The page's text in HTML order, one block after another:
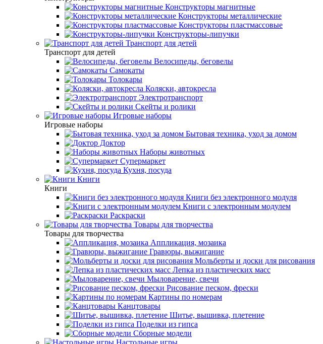
Конструкторы магнитные
Конструкторы металлические
Конструкторы пластмассовые
Конструкторы-липучки
Транспорт для детей
Транспорт для детей
Велосипеды, беговелы
Самокаты
Толокары
Коляски, автокресла
Электротранспорт
Скейты и ролики
Игровые наборы
Игровые наборы
Бытовая техника, уход за домом
Доктор
Наборы животных
Супермаркет
Кухня, посуда
Книги
Книги
Книги без электронного модуля
Книги с электронным модулем
Раскраски
Товары для творчества
Товары для творчества
Аппликация, мозаика
Гравюры, выжигание
Мольберты и доски для рисования
Лепка из пластических масс
Мыловарение, свечи
Рисование песком, фрески
Картины по номерам
Канцтовары
Шитье, вышивка, плетение
Поделки из гипса
Сборные модели
Настольные игры